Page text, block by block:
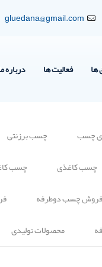
gluedana@gmail.com
ها فعالیت ها درباره
چسب چسب برزنتی
چسب کاغذی چسب
فروش چسب دوطرفه
محصولات تولیدی